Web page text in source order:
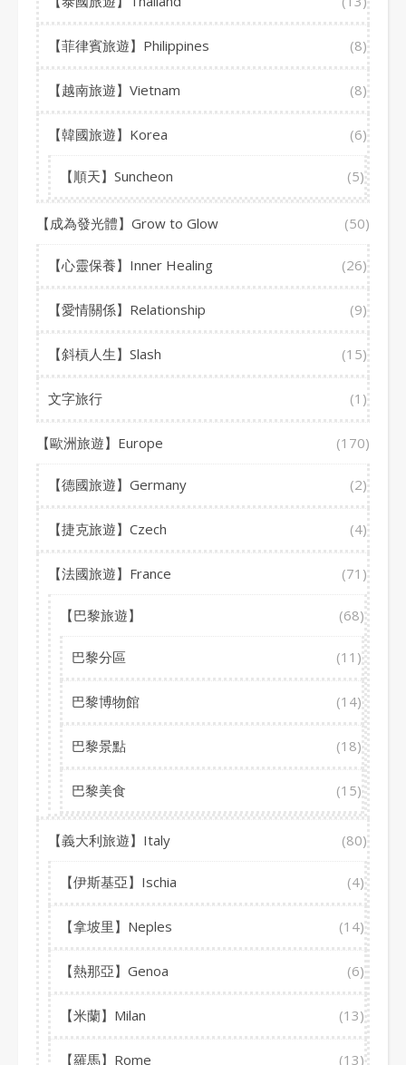
【菲律賓旅遊】Philippines (8)
【越南旅遊】Vietnam (8)
【韓國旅遊】Korea (6)
【順天】Suncheon (5)
【成為發光體】Grow to Glow (50)
【心靈保養】Inner Healing (26)
【愛情關係】Relationship (9)
【斜槓人生】Slash (15)
文字旅行 (1)
【歐洲旅遊】Europe (170)
【德國旅遊】Germany (2)
【捷克旅遊】Czech (4)
【法國旅遊】France (71)
【巴黎旅遊】 (68)
巴黎分區 (11)
巴黎博物館 (14)
巴黎景點 (18)
巴黎美食 (15)
【義大利旅遊】Italy (80)
【伊斯基亞】Ischia (4)
【拿坡里】Neples (14)
【熱那亞】Genoa (6)
【米蘭】Milan (13)
【羅馬】Rome (13)